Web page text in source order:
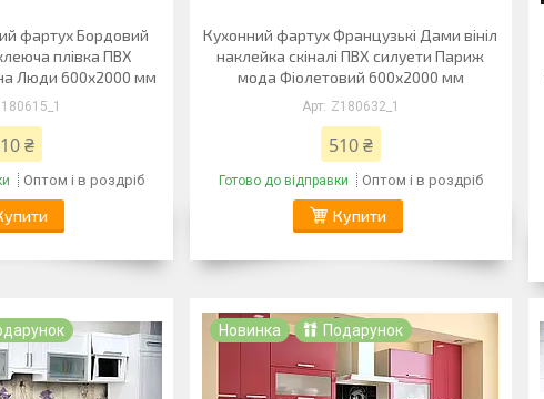
фартух Бордовий
плівка ПВХ
Люди 600х2000 мм
₴
Оптом і в роздріб
Кухонний фартух Французькі Дами вініл
наклейка скіналі ПВХ силуети Париж
мода Фіолетовий 600х2000 мм
Z180632_1
510 ₴
Готово до відправки Оптом і в роздріб
Купити
Новинка Подарунок